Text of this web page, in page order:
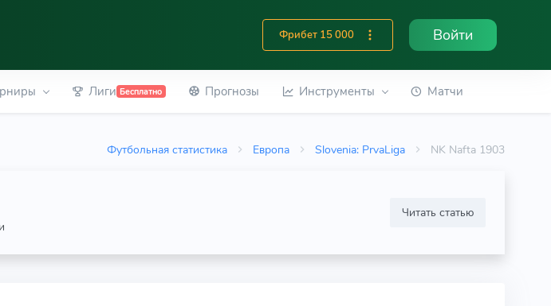
Фрибет 15 000 Войти
Лиги Бесплатно Прогнозы Инструменты Матчи
Футбольная статистика Европа Slovenia: PrvaLiga NK Nafta 1903
Читать статью